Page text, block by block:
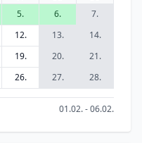
5. 6.
7.
12. 13.
14.
19. 20.
21.
26. 27. 28.
01.02. - 06.02.